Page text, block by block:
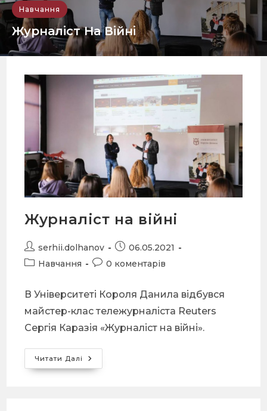
Навчання
Журналіст На Війні
В Університеті Короля Данила відбувся
Каразія «Журналіст на війні».
READ MORE
Журналіст на війні
serhii.dolhanov
06.05.2021
Навчання
0 коментарів
В Університеті Короля Данила відбувся
майстер-клас тележурналіста Reuters
Сергія Каразія «Журналіст на війні».
Читати Далі